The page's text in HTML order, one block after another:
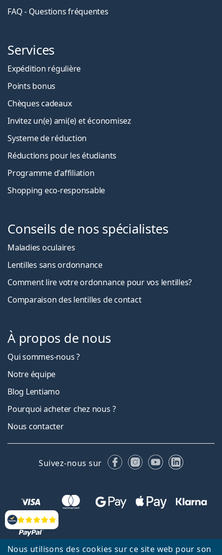
Nous utilisons des cookies sur ce site web pour son
Évaluation
FAQ - Questions fréquentes
Services
Expédition régulière
Points bonus
Chèques cadeaux
Invitez un(e) ami(e) et économisez
Systeme de réduction
Réductions pour les étudiants
Programme d'affiliation
Shopping eco-responsable
Conseils de nos spécialistes
Maladies oculaires
Lentilles sans ordonnance
Comment lire votre ordonnance pour vos lentilles?
Comparaison des lentilles de contact
À propos de nous
Qui sommes-nous ?
Notre équipe
Blog Lentiamo
Pourquoi acheter chez nous ?
Nous contacter
Suivez-nous sur FacebookInstagram
YouTubeLinkedIn